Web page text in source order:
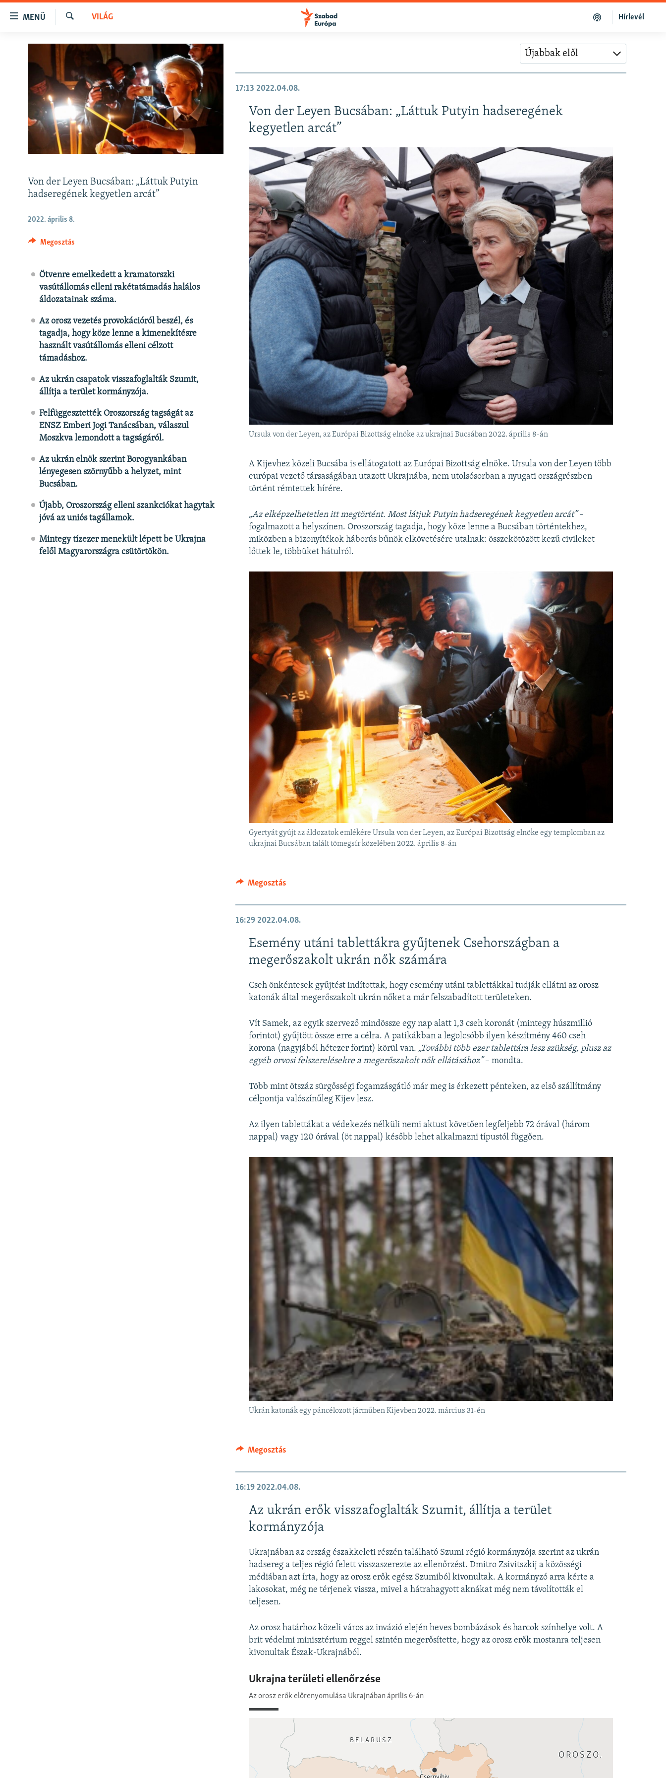
Akadálymentes
tartalomjegyzékre
keresésre
MENÜ
NAPIRENDEN
AKTUÁLIS
PODCASTOK
ELEMZŐ
NER15
SZABADON
DEMOKRÁCIA
EURÓPAI UNIÓ
VILÁG
A MÚLT TANULSÁGAI
VILÁG Hírlevél
Von der Leyen Bucsában: „Láttuk Putyin
hadseregének kegyetlen arcát”
2022. április 8.
Megosztás
Ötvenre emelkedett a kramatorszki
vasútállomás elleni rakétatámadás halálos
áldozatainak száma.
Az orosz vezetés provokációról beszél, és
tagadja, hogy köze lenne a kimenekítésre
használt vasútállomás elleni célzott
támadáshoz.
Az ukrán csapatok visszafoglalták Szumit,
állítja a terület kormányzója.
Felfüggesztették Oroszország tagságát az
ENSZ Emberi Jogi Tanácsában, válaszul
Moszkva lemondott a tagságáról.
Az ukrán elnök szerint Borogyankában
lényegesen szörnyűbb a helyzet, mint
Bucsában​.
Újabb, Oroszország elleni szankciókat hagytak
jóvá az uniós tagállamok.
Mintegy tízezer menekült lépett be Ukrajna
felől Magyarországra csütörtökön​.
Újabbak elől
17:13 2022.04.08.
Von der Leyen Bucsában: „Láttuk Putyin hadseregének
kegyetlen arcát”
Ursula von der Leyen, az Európai Bizottság elnöke az ukrajnai Bucsában 2022. április 8-án
A Kijevhez közeli Bucsába is ellátogatott az Európai Bizottság elnöke. Ursula von der Leyen több
európai vezető társaságában utazott Ukrajnába, nem utolsósorban a nyugati országrészben
történt rémtettek hírére.
„Az elképzelhetetlen itt megtörtént. Most látjuk Putyin hadseregének kegyetlen arcát” –
fogalmazott a helyszínen. Oroszország tagadja, hogy köze lenne a Bucsában történtekhez,
miközben a bizonyítékok háborús bűnök elkövetésére utalnak: összekötözött kezű civileket
lőttek le, többüket hátulról.
Gyertyát gyújt az áldozatok emlékére Ursula von der Leyen, az Európai Bizottság elnöke egy templomban az
ukrajnai Bucsában talált tömegsír közelében 2022. április 8-án
Megosztás
16:29 2022.04.08.
Esemény utáni tablettákra gyűjtenek Csehországban a
megerőszakolt ukrán nők számára
Cseh önkéntesek gyűjtést indítottak, hogy esemény utáni tablettákkal tudják ellátni az orosz
katonák által megerőszakolt ukrán nőket a már felszabadított területeken.
Vít Samek, az egyik szervező mindössze egy nap alatt 1,3 cseh koronát (mintegy húszmillió
forintot) gyűjtött össze erre a célra. A patikákban a legolcsóbb ilyen készítmény 460 cseh
korona (nagyjából hétezer forint) körül van. „További több ezer tablettára lesz szükség, plusz az
egyéb orvosi felszerelésekre a megerőszakolt nők ellátásához”– mondta.
Több mint ötszáz sürgősségi fogamzásgátló már meg is érkezett pénteken, az első szállítmány
célpontja valószínűleg Kijev lesz.
Az ilyen tablettákat a védekezés nélküli nemi aktust követően legfeljebb 72 órával (három
nappal) vagy 120 órával (öt nappal) később lehet alkalmazni típustól függően.
Ukrán katonák egy páncélozott járműben Kijevben 2022. március 31-én
Megosztás
16:19 2022.04.08.
Az ukrán erők visszafoglalták Szumit, állítja a terület
kormányzója
Ukrajnában az ország északkeleti részén található Szumi régió kormányzója szerint az ukrán
hadsereg a teljes régió felett visszaszerezte az ellenőrzést. Dmitro Zsivitszkij a közösségi
médiában azt írta, hogy az orosz erők egész Szumiból kivonultak. A kormányzó arra kérte a
lakosokat, még ne térjenek vissza, mivel a hátrahagyott aknákat még nem távolították el
teljesen.
Az orosz határhoz közeli város az invázió elején heves bombázások és harcok színhelye volt. A
brit védelmi minisztérium reggel szintén megerősítette, hogy az orosz erők mostanra teljesen
kivonultak Észak-Ukrajnából.
FELIRATKOZÁS
Apple Podcasts
Spotify
Feliratkozás